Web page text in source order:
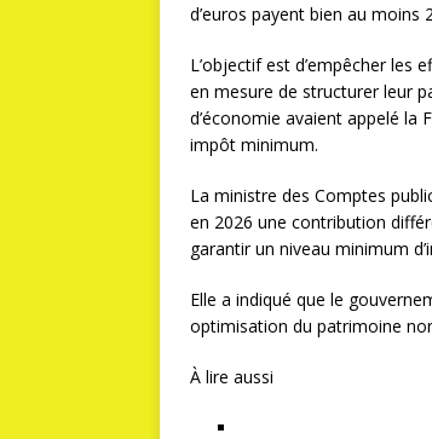
d’euros payent bien au moins
L’objectif est d’empêcher les
en mesure de structurer leur
d’économie avaient appelé la
impôt minimum.
La ministre des Comptes
en 2026 une contribution
garantir un niveau minimum
Elle a indiqué que le
optimisation du patrimoine
À lire aussi